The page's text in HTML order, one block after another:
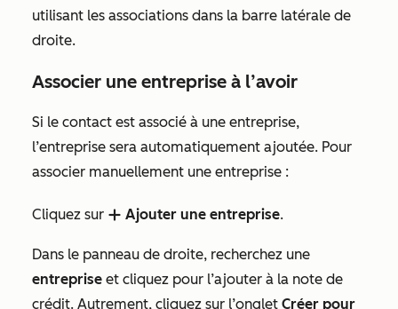
utilisant les associations dans la barre latérale de
droite.
Associer une entreprise à l’avoir
Si le contact est associé à une entreprise,
l’entreprise sera automatiquement ajoutée. Pour
associer manuellement une entreprise :
Cliquez sur add Ajouter une entreprise.
Dans le panneau de droite, recherchez une
entreprise et cliquez pour l’ajouter à la note de
crédit. Autrement, cliquez sur l’onglet Créer pour